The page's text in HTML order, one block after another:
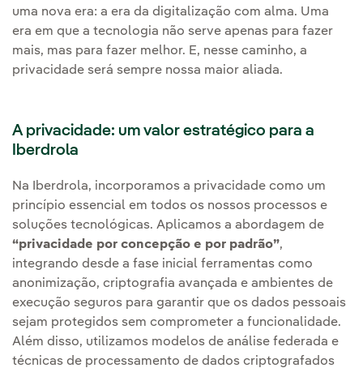
uma nova era: a era da digitalização com alma. Uma
era em que a tecnologia não serve apenas para fazer
mais, mas para fazer melhor. E, nesse caminho, a
privacidade será sempre nossa maior aliada.
A privacidade: um valor estratégico para a
Iberdrola
Na Iberdrola, incorporamos a privacidade como um
princípio essencial em todos os nossos processos e
soluções tecnológicas. Aplicamos a abordagem de
“privacidade por concepção e por padrão”,
integrando desde a fase inicial ferramentas como
anonimização, criptografia avançada e ambientes de
execução seguros para garantir que os dados pessoais
sejam protegidos sem comprometer a funcionalidade.
Além disso, utilizamos modelos de análise federada e
técnicas de processamento de dados criptografados